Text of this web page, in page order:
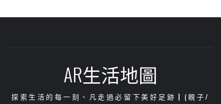
AR生活地圖
探索生活的每一刻、凡走過必留下美好足跡┃(親子/